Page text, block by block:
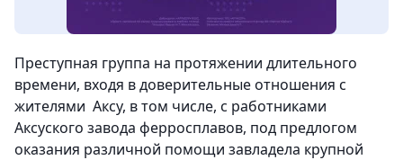
Преступная группа на протяжении длительного
времени, входя в доверительные отношения с
жителями Аксу, в том числе, с работниками
Аксуского завода ферросплавов, под предлогом
оказания различной помощи завладела крупной